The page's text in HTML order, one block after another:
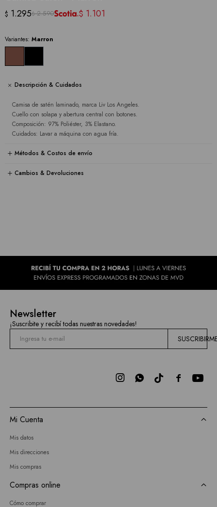
$ 1.295$ 2.590 $ 1.101
Variantes: Marron
Descripción & Cuidados
Camisa de satén laminado, marca Liv Los Angeles.
Cuello con solapa y abertura central con botones.
Composición: 97% Poliéster, 3% Elastano.
Cuidados: Lavar a máquina con agua fría.
Métodos & Costos de envío
Cambios & Devoluciones
Newsletter
¡Suscribite y recibí todas nuestras novedades!

 
Mi Cuenta
Mis datos
Mis direcciones
Mis compras
Compras online
Cómo comprar